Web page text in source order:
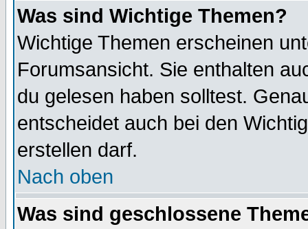
Was sind Wichtige Themen?
Wichtige Themen erscheinen
Forumsansicht. Sie enthalten
du gelesen haben solltest.
entscheidet auch bei den
erstellen darf.
Nach oben
Was sind geschlossene